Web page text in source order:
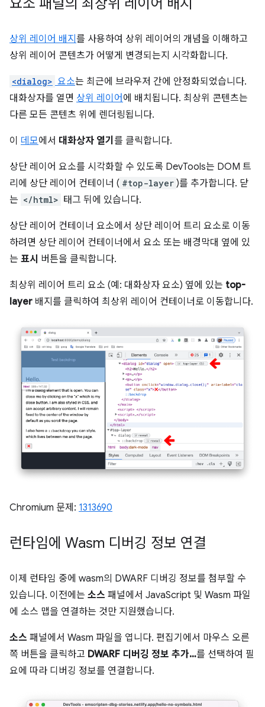
상위 레이어 배지 를 사용하여 상위 레이어의 개념을 이해하고
상위 레이어 콘텐츠가 어떻게 변경되는지 시각화합니다.
<dialog> 요소는 최근에 브라우저 간에 안정화되었습니다.
대화상자를 열면 상위 레이어 에 배치됩니다. 최상위 콘텐츠는
다른 모든 콘텐츠 위에 렌더링됩니다.
이 데모에서 대화상자 열기 를 클릭합니다.
상단 레이어 요소를 시각화할 수 있도록 DevTools는 DOM 트
리에 상단 레이어 컨테이너 ( #top-layer )를 추가합니다. 닫
는 </html> 태그 뒤에 있습니다.
상단 레이어 컨테이너 요소에서 상단 레이어 트리 요소로 이동
하려면 상단 레이어 컨테이너에서 요소 또는 배경막대 옆에 있
는 표시 버튼을 클릭합니다.
최상위 레이어 트리 요소 (예: 대화상자 요소) 옆에 있는 top-
layer 배지를 클릭하여 최상위 레이어 컨테이너로 이동합니다.
Chromium 문제: 1313690
런타임에 Wasm 디버깅 정보 연결
이제 런타임 중에 wasm의 DWARF 디버깅 정보를 첨부할 수
있습니다. 이전에는 소스 패널에서 JavaScript 및 Wasm 파일
에 소스 맵을 연결하는 것만 지원했습니다.
소스 패널에서 Wasm 파일을 엽니다. 편집기에서 마우스 오른
쪽 버튼을 클릭하고 DWARF 디버깅 정보 추가…를 선택하여 필
요에 따라 디버깅 정보를 연결합니다.